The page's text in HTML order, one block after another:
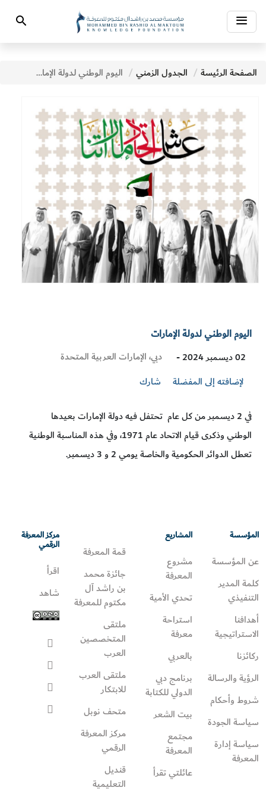
Toggle
navigation
Search
الصفحة الرئيسة الجدول الزمني اليوم الوطني لدولة الإمارات
اليوم الوطني لدولة الإمارات
02 ديسمبر 2024 -
Visit
دبي، الإمارات العربية المتحدة
لإضافته إلى المفضلة
شارك
في 2 ديسمبر من كل عام تحتفل فيه دولة الإمارات بعيدها
الوطني وذكرى قيام الاتحاد عام 1971، وفي هذه المناسبة الوطنية
تعطل الدوائر الحكومية والخاصة يومي 2 و 3 ديسمبر.
المؤسسة
عن المؤسسة
كلمة المدير
التنفيذي
أهدافنا
الاستراتيجية
ركائزنا
الرؤية والرسالة
شروط وأحكام
سياسة الجودة
سياسة إدارة
المعرفة
المشاريع
مشروع
المعرفة
تحدي الأمية
استراحة
معرفة
بالعربي
برنامج دبي
الدولي للكتابة
بيت الشعر
مجتمع
المعرفة
عائلتي تقرأ‎
قمة المعرفة
جائزة محمد
بن راشد آل
مكتوم للمعرفة
ملتقى
المتخصصين
العرب
ملتقى العرب
للابتكار
متحف نوبل
مركز المعرفة
الرقمي
قنديل
التعليمية
مركز المعرفة
الرقمي
اقرأ
شاهد